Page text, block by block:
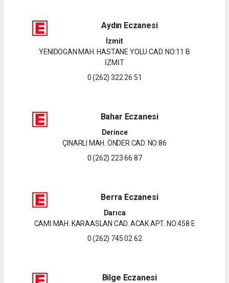
Aydın Eczanesi
İzmit
YENIDOGAN MAH. HASTANE YOLU CAD. NO:11 B
İZMİT
0 (262) 322 26 51
Bahar Eczanesi
Derince
ÇINARLI MAH. ÖNDER CAD. NO:86
0 (262) 223 66 87
Berra Eczanesi
Darıca
CAMİ MAH. KARAASLAN CAD. ACAK APT. NO:458 E
0 (262) 745 02 62
Bilge Eczanesi